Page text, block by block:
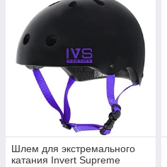
Шлем для экстремального
катания Invert Supreme